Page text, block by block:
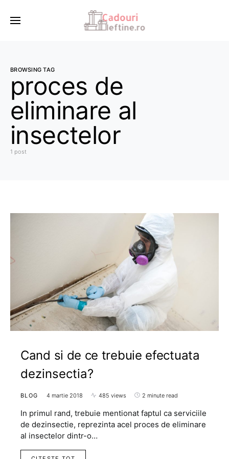
BROWSING TAG
proces de
eliminare al
insectelor
1 post
Cand si de ce trebuie efectuata
dezinsectia?
BLOG 4 martie 2018 485 views 2 minute read
In primul rand, trebuie mentionat faptul ca serviciile
de dezinsectie, reprezinta acel proces de eliminare
al insectelor dintr-o…